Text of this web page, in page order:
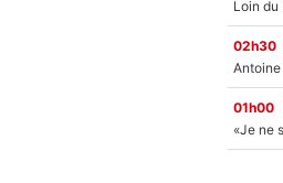
02h30
01h00